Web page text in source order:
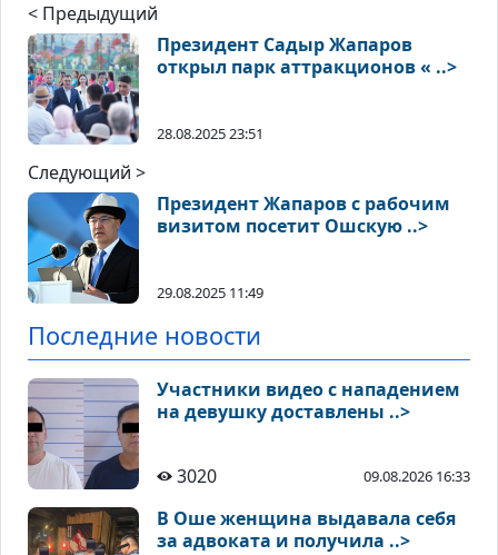
< Предыдущий
Президент Садыр Жапаров
открыл парк аттракционов « ..>
28.08.2025 23:51
Следующий >
Президент Жапаров с рабочим
визитом посетит Ошскую ..>
29.08.2025 11:49
Последние новости
Участники видео с нападением
на девушку доставлены ..>
3020 09.08.2026 16:33
В Оше женщина выдавала себя
за адвоката и получила ..>